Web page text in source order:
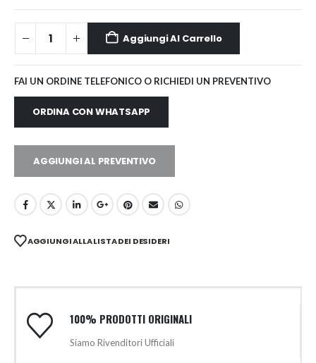
Aggiungi Al Carrello
FAI UN ORDINE TELEFONICO O RICHIEDI UN PREVENTIVO
ORDINA CON WHATSAPP
AGGIUNGI AL PREVENTIVO
AGGIUNGI ALLA LISTA DEI DESIDERI
100% PRODOTTI ORIGINALI
Siamo Rivenditori Ufficiali